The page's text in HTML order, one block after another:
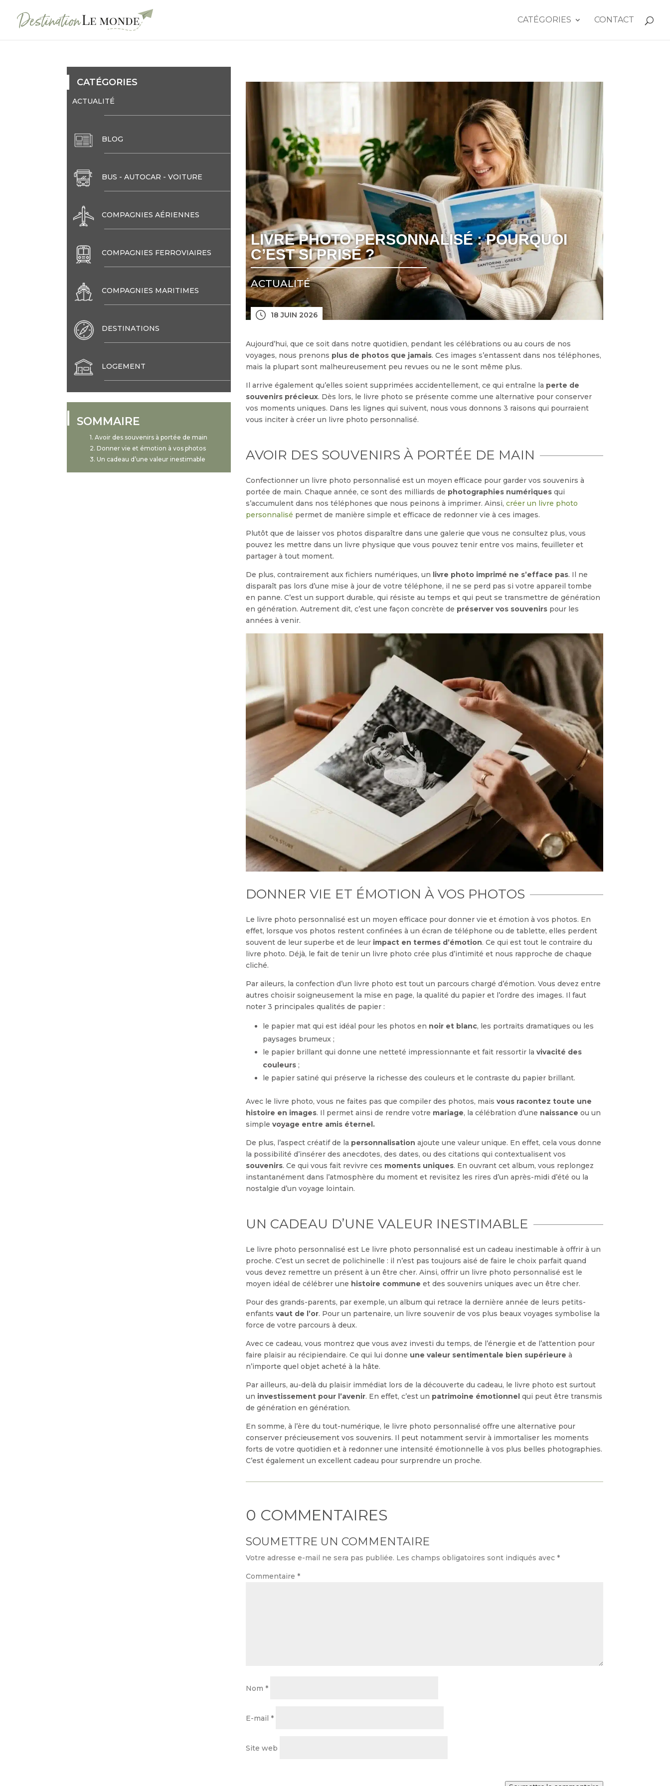
CATÉGORIES CONTACT
CATÉGORIES
ACTUALITÉ
BLOG
BUS - AUTOCAR - VOITURE
COMPAGNIES AÉRIENNES
COMPAGNIES FERROVIAIRES
COMPAGNIES MARITIMES
DESTINATIONS
LOGEMENT
SOMMAIRE
Avoir des souvenirs à portée de main
Donner vie et émotion à vos photos
Un cadeau d’une valeur inestimable
LIVRE PHOTO PERSONNALISÉ : POURQUOI
C’EST SI PRISÉ ?
ACTUALITÉ
18 JUIN 2026
Aujourd’hui, que ce soit dans notre quotidien, pendant les célébrations ou au cours de nos
voyages, nous prenons plus de photos que jamais. Ces images s’entassent dans nos téléphones,
mais la plupart sont malheureusement peu revues ou ne le sont même plus.
Il arrive également qu’elles soient supprimées accidentellement, ce qui entraîne la perte de
souvenirs précieux. Dès lors, le livre photo se présente comme une alternative pour conserver
vos moments uniques. Dans les lignes qui suivent, nous vous donnons 3 raisons qui pourraient
vous inciter à créer un livre photo personnalisé.
AVOIR DES SOUVENIRS À PORTÉE DE MAIN
Confectionner un livre photo personnalisé est un moyen efficace pour garder vos souvenirs à
portée de main. Chaque année, ce sont des milliards de photographies numériquesqui
s’accumulent dans nos téléphones que nous peinons à imprimer. Ainsi, créer un livre photo
personnalisé permet de manière simple et efficace de redonner vie à ces images.
Plutôt que de laisser vos photos disparaître dans une galerie que vous ne consultez plus, vous
pouvez les mettre dans un livre physique que vous pouvez tenir entre vos mains, feuilleter et
partager à tout moment.
De plus, contrairement aux fichiers numériques, un livre photo imprimé ne s’efface pas. Il ne
disparaît pas lors d’une mise à jour de votre téléphone, il ne se perd pas si votre appareil tombe
en panne. C’est un support durable, qui résiste au temps et qui peut se transmettre de génération
en génération. Autrement dit, c’est une façon concrète de préserver vos souvenirspour les
années à venir.
DONNER VIE ET ÉMOTION À VOS PHOTOS
Le livre photo personnalisé est un moyen efficace pour donner vie et émotion à vos photos. En
effet, lorsque vos photos restent confinées à un écran de téléphone ou de tablette, elles perdent
souvent de leur superbe et de leur impact en termes d’émotion. Ce qui est tout le contraire du
livre photo. Déjà, le fait de tenir un livre photo crée plus d’intimité et nous rapproche de chaque
cliché.
Par aileurs, la confection d’un livre photo est tout un parcours chargé d’émotion. Vous devez entre
autres choisir soigneusement la mise en page, la qualité du papier et l’ordre des images. Il faut
noter 3 principales qualités de papier :
le papier mat qui est idéal pour les photos en noir et blanc, les portraits dramatiques ou les
paysages brumeux ;
le papier brillant qui donne une netteté impressionnante et fait ressortir la vivacité des
couleurs;
le papier satiné qui préserve la richesse des couleurs et le contraste du papier brillant.
Avec le livre photo, vous ne faites pas que compiler des photos, mais vous racontez toute une
histoire en images. Il permet ainsi de rendre votre mariage, la célébration d’une naissance ou un
simple voyage entre amis éternel.
De plus, l’aspect créatif de la personnalisation ajoute une valeur unique. En effet, cela vous donne
la possibilité d’insérer des anecdotes, des dates, ou des citations qui contextualisent vos
souvenirs. Ce qui vous fait revivre ces moments uniques. En ouvrant cet album, vous replongez
instantanément dans l’atmosphère du moment et revisitez les rires d’un après-midi d’été ou la
nostalgie d’un voyage lointain.
UN CADEAU D’UNE VALEUR INESTIMABLE
Le livre photo personnalisé est Le livre photo personnalisé est un cadeau inestimable à offrir à un
proche. C’est un secret de polichinelle : il n’est pas toujours aisé de faire le choix parfait quand
vous devez remettre un présent à un être cher. Ainsi, offrir un livre photo personnalisé est le
moyen idéal de célébrer une histoire commune et des souvenirs uniques avec un être cher.
Pour des grands-parents, par exemple, un album qui retrace la dernière année de leurs petits-
enfants vaut de l’or. Pour un partenaire, un livre souvenir de vos plus beaux voyages symbolise la
force de votre parcours à deux.
Avec ce cadeau, vous montrez que vous avez investi du temps, de l’énergie et de l’attention pour
faire plaisir au récipiendaire. Ce qui lui donne une valeur sentimentale bien supérieure à
n’importe quel objet acheté à la hâte.
Par ailleurs, au-delà du plaisir immédiat lors de la découverte du cadeau, le livre photo est surtout
un investissement pour l’avenir. En effet, c’est un patrimoine émotionnel qui peut être transmis
de génération en génération.
En somme, à l’ère du tout-numérique, le livre photo personnalisé offre une alternative pour
conserver précieusement vos souvenirs. Il peut notamment servir à immortaliser les moments
forts de votre quotidien et à redonner une intensité émotionnelle à vos plus belles photographies.
C’est également un excellent cadeau pour surprendre un proche.
0 COMMENTAIRES
SOUMETTRE UN COMMENTAIRE
Votre adresse e-mail ne sera pas publiée. Les champs obligatoires sont indiqués avec *
Commentaire *
Nom *
E-mail *
Site web